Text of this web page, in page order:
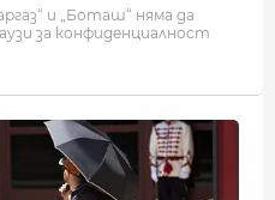
и „Боташ“ няма да
за конфиденциалност